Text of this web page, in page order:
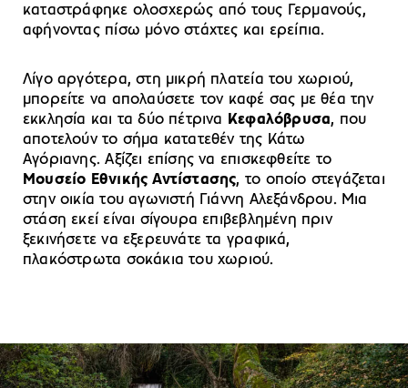
καταστράφηκε ολοσχερώς από τους Γερμανούς,
αφήνοντας πίσω μόνο στάχτες και ερείπια.
Λίγο αργότερα, στη μικρή πλατεία του χωριού,
μπορείτε να απολαύσετε τον καφέ σας με θέα την
εκκλησία και τα δύο πέτρινα Κεφαλόβρυσα, που
αποτελούν το σήμα κατατεθέν της Κάτω
Αγόριανης. Αξίζει επίσης να επισκεφθείτε το
Μουσείο Εθνικής Αντίστασης, το οποίο στεγάζεται
στην οικία του αγωνιστή Γιάννη Αλεξάνδρου. Μια
στάση εκεί είναι σίγουρα επιβεβλημένη πριν
ξεκινήσετε να εξερευνάτε τα γραφικά,
πλακόστρωτα σοκάκια του χωριού.